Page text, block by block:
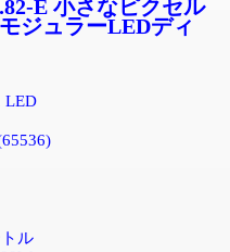
E 小さなピクセル
ジュラーLEDディ
LED
ル